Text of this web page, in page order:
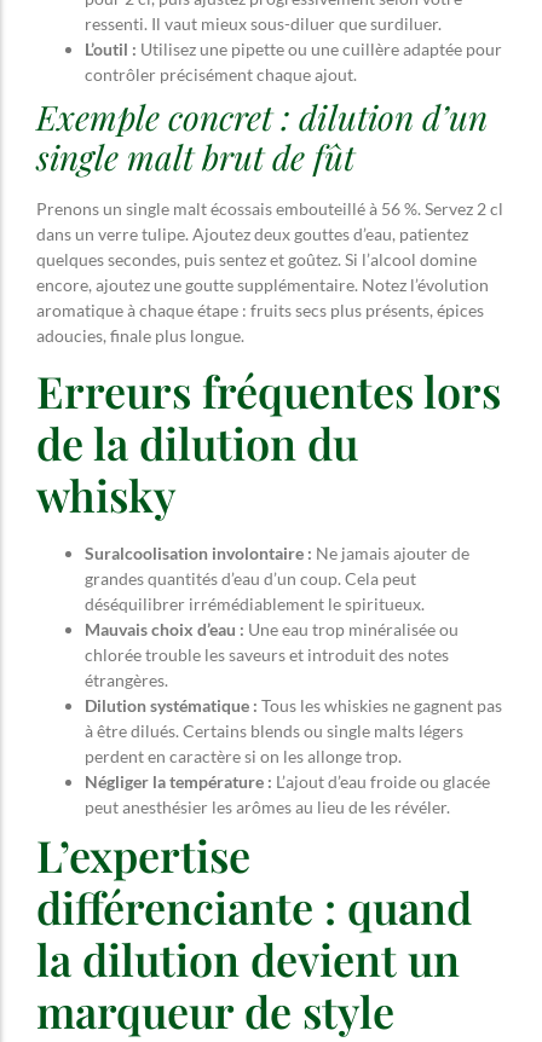
ressenti. Il vaut mieux sous-diluer que surdiluer.
L’outil : Utilisez une pipette ou une cuillère adaptée pour
contrôler précisément chaque ajout.
Exemple concret : dilution d’un
single malt brut de fût
Prenons un single malt écossais embouteillé à 56 %. Servez 2 cl
dans un verre tulipe. Ajoutez deux gouttes d’eau, patientez
quelques secondes, puis sentez et goûtez. Si l’alcool domine
encore, ajoutez une goutte supplémentaire. Notez l’évolution
aromatique à chaque étape : fruits secs plus présents, épices
adoucies, finale plus longue.
Erreurs fréquentes lors
de la dilution du
whisky
Suralcoolisation involontaire : Ne jamais ajouter de
grandes quantités d’eau d’un coup. Cela peut
déséquilibrer irrémédiablement le spiritueux.
Mauvais choix d’eau : Une eau trop minéralisée ou
chlorée trouble les saveurs et introduit des notes
étrangères.
Dilution systématique : Tous les whiskies ne gagnent pas
à être dilués. Certains blends ou single malts légers
perdent en caractère si on les allonge trop.
Négliger la température : L’ajout d’eau froide ou glacée
peut anesthésier les arômes au lieu de les révéler.
L’expertise
différenciante : quand
la dilution devient un
marqueur de style